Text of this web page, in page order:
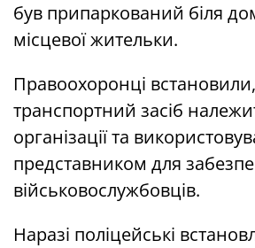
був припаркований біля
місцевої жительки.
Правоохоронці
транспортний засіб
організації та
представником для
військовослужбовців.
Наразі поліцейські